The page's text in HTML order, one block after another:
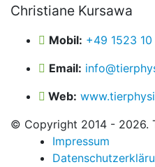
Christiane Kursawa
Mobil: +49 1523
Email:
Web:
© Copyright 2014 - 2026.
Impressum